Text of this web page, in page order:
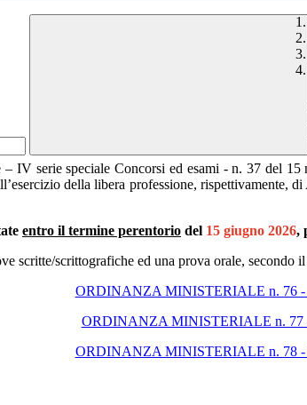
IV serie speciale Concorsi ed esami - n. 37 del 15
della libera professione, rispettivamente,
entro il termine perentorio del 15 giugno 2026,
scritte/scrittografiche ed una prova orale, secondo
ORDINANZA MINISTERIALE n. 76 -
ORDINANZA MINISTERIALE n. 77
ORDINANZA MINISTERIALE n. 78 -